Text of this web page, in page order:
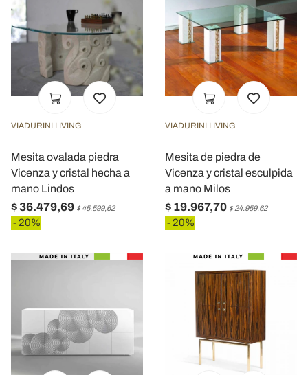
VIADURINI LIVING
Mesita ovalada piedra
Vicenza y cristal hecha a
mano Lindos
$ 36.479,69 $ 45.599,62
- 20%
VIADURINI LIVING
Mesita de piedra de
Vicenza y cristal esculpida
a mano Milos
$ 19.967,70 $ 24.959,62
- 20%